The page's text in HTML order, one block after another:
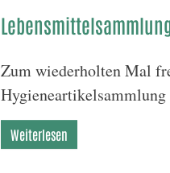
Lebensmittelsammlung
Zum wiederholten Mal
Weiterlesen